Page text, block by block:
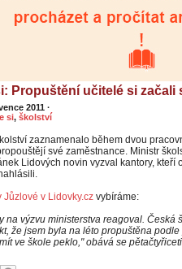
Propuštění učitelé si začali
2011 ·
si, školství
zaznamenalo během dvou
své zaměstnance. Ministr
Lidových novin vyzval kantory, kteří
Jůzlové v Lidovky.cz vybíráme:
na výzvu ministerstva reagoval. Česká
že jsem byla na léto propuštěna
ve škole peklo," obává se